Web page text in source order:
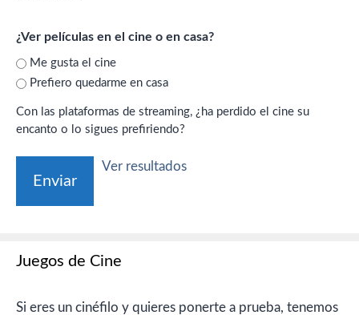
¿Ver películas en el cine o en casa?
Me gusta el cine
Prefiero quedarme en casa
Con las plataformas de streaming, ¿ha perdido el cine su
encanto o lo sigues prefiriendo?
Ver resultados
Juegos de Cine
Si eres un cinéfilo y quieres ponerte a prueba, tenemos